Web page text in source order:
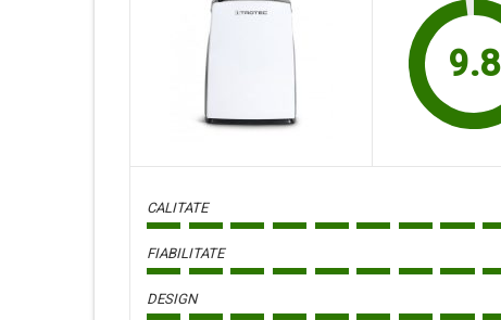
9.8
CALITATE
FIABILITATE
DESIGN